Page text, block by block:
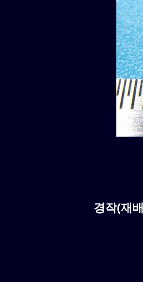
경작(재